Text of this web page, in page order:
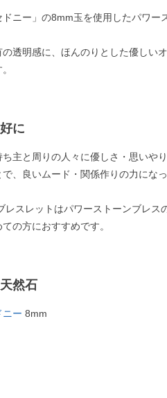
ドニー」の8mm玉を使用したパワー
透明感に、ほんのりとした優しい
に
主と周りの人々に優しさ・思いや
、良いムード・関係作りの力にな
レスレットはパワーストーンブレス
の方におすすめです。
然石
ニー 8mm